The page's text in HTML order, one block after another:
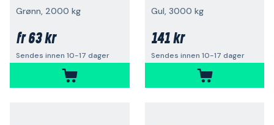
Grønn, 2000 kg
fr63 kr
Sendes innen 10-17 dager
Gul, 3000 kg
141 kr
Sendes innen 10-17 dager